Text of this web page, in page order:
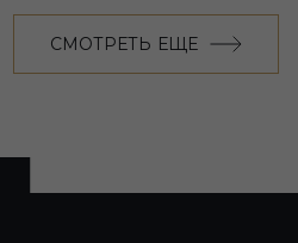
СМОТРЕТЬ ЕЩЕ